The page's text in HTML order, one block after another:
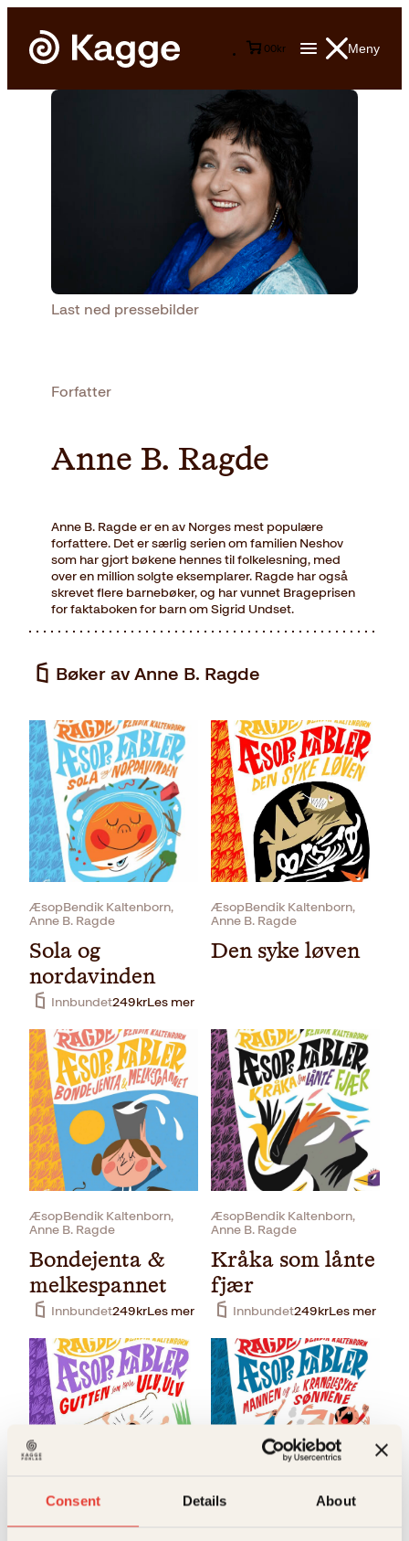
Consent Details About
Meny
00kr
Last ned pressebilder
Forfatter
Anne B. Ragde
Anne B. Ragde er en av Norges mest populære
forfattere. Det er særlig serien om familien Neshov
som har gjort bøkene hennes til folkelesning, med
over en million solgte eksemplarer. Ragde har også
skrevet flere barnebøker, og har vunnet Brageprisen
for faktaboken for barn om Sigrid Undset.
Bøker av Anne B. Ragde
ÆsopBendik Kaltenborn,
Anne B. Ragde
Sola og
nordavinden
Innbundet249krLes mer
ÆsopBendik Kaltenborn,
Anne B. Ragde
Den syke løven
Innbundet249 kr
ÆsopBendik Kaltenborn,
Anne B. Ragde
Bondejenta &
melkespannet
Innbundet249krLes mer
ÆsopBendik Kaltenborn,
Anne B. Ragde
Kråka som lånte
fjær
Innbundet249krLes mer
ÆsopBendik Kaltenborn,